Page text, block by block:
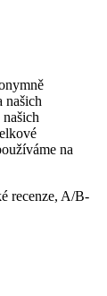
našich
na
recenze, A/B-